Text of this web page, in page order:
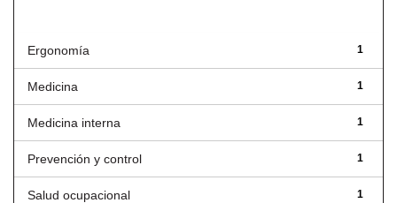
1
Ergonomía
1
Medicina
1
Medicina interna
1
Prevención y control
1
Salud ocupacional